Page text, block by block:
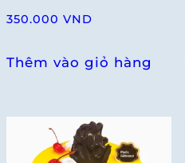
350.000 VND
Thêm vào giỏ hàng